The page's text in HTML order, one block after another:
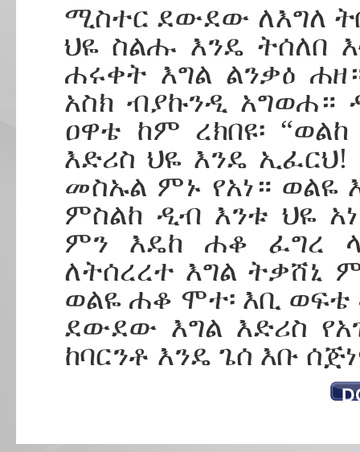
ሚስተር ደውደው ለእግለ
ህዬ ስልሑ እንዴ ትሰለበ
ሐሩቀት እግል ልንቃዕ
አስክ ብያኩንዲ አግወሐ።
ዐዋቴ ከም ረክበዩ፡
እድሪስ ህዬ እንዴ
መስኡል ምኑ የአነ። ወልዬ
ምስልከ ዲብ እንቱ ህዬ
ምን እዴከ ሐቆ ፈግረ
ለትሰረረተ እግል ትቃሸኒ
ወልዬ ሐቆ ሞተ፡ እቢ ወፍቴ
ደውደው እግል እድሪስ
ከባርንቶ እንዴ ጌሰ እቡ